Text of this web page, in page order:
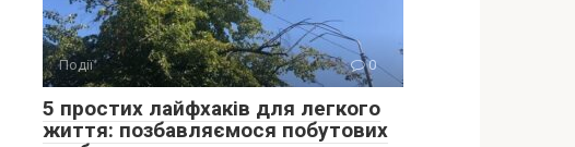
Події 0
5 простих лайфхаків для легкого
життя: позбавляємося побутових